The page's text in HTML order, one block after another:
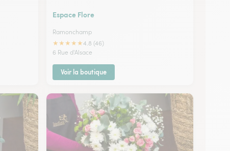
Espace Flore
Ramonchamp
★★★★★4.8 (46)
6 Rue d'Alsace
Voir la boutique